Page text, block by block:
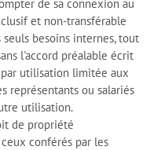
de sa connexion au
et non-transférable
besoins internes, tout
l'accord préalable écrit
utilisation limitée aux
représentants ou salariés
utilisation.
de propriété
conférés par les